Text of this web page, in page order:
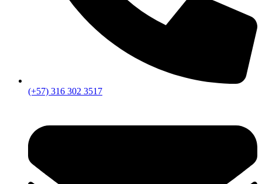
(+57) 316 302 3517